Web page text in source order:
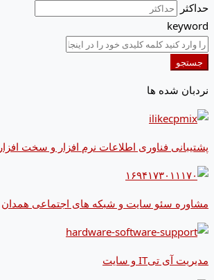
حداکثر
keyword
جستجو
نردبان شده ها
پشتیبانی فناوری اطلاعات نرم افزار و سخت افزار
مشاوره سئو سایت و شبکه های اجتماعی همدان
مدیریت آی تیIT و سایت